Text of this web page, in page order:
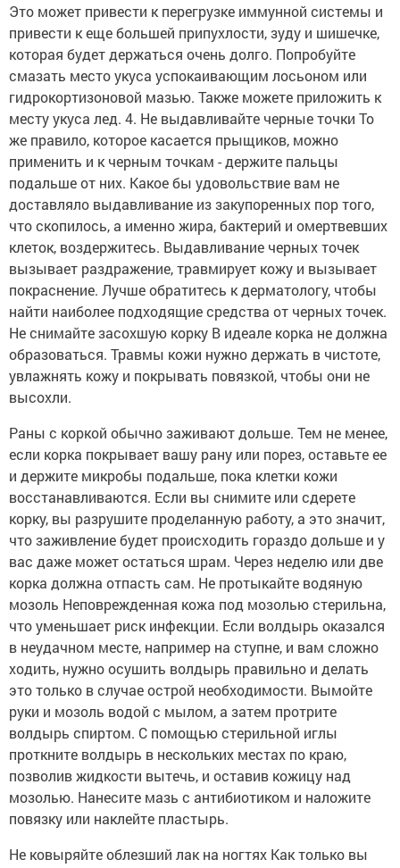
Это может привести к перегрузке иммунной системы и
привести к еще большей припухлости, зуду и шишечке,
которая будет держаться очень долго. Попробуйте
смазать место укуса успокаивающим лосьоном или
гидрокортизоновой мазью. Также можете приложить к
месту укуса лед. 4. Не выдавливайте черные точки То
же правило, которое касается прыщиков, можно
применить и к черным точкам - держите пальцы
подальше от них. Какое бы удовольствие вам не
доставляло выдавливание из закупоренных пор того,
что скопилось, а именно жира, бактерий и омертвевших
клеток, воздержитесь. Выдавливание черных точек
вызывает раздражение, травмирует кожу и вызывает
покраснение. Лучше обратитесь к дерматологу, чтобы
найти наиболее подходящие средства от черных точек.
Не снимайте засохшую корку В идеале корка не должна
образоваться. Травмы кожи нужно держать в чистоте,
увлажнять кожу и покрывать повязкой, чтобы они не
высохли.
Раны с коркой обычно заживают дольше. Тем не менее,
если корка покрывает вашу рану или порез, оставьте ее
и держите микробы подальше, пока клетки кожи
восстанавливаются. Если вы снимите или сдерете
корку, вы разрушите проделанную работу, а это значит,
что заживление будет происходить гораздо дольше и у
вас даже может остаться шрам. Через неделю или две
корка должна отпасть сам. Не протыкайте водяную
мозоль Неповрежденная кожа под мозолью стерильна,
что уменьшает риск инфекции. Если волдырь оказался
в неудачном месте, например на ступне, и вам сложно
ходить, нужно осушить волдырь правильно и делать
это только в случае острой необходимости. Вымойте
руки и мозоль водой с мылом, а затем протрите
волдырь спиртом. С помощью стерильной иглы
проткните волдырь в нескольких местах по краю,
позволив жидкости вытечь, и оставив кожицу над
мозолью. Нанесите мазь с антибиотиком и наложите
повязку или наклейте пластырь.
Не ковыряйте облезший лак на ногтях Как только вы